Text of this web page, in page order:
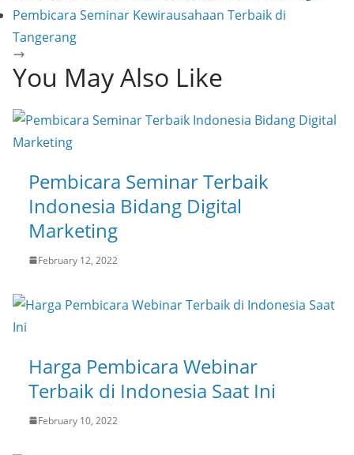
Pembicara Seminar Kewirausahaan Terbaik di
Tangerang
You May Also Like
Pembicara Seminar Terbaik
Indonesia Bidang Digital
Marketing
February 12, 2022
Harga Pembicara Webinar
Terbaik di Indonesia Saat Ini
February 10, 2022